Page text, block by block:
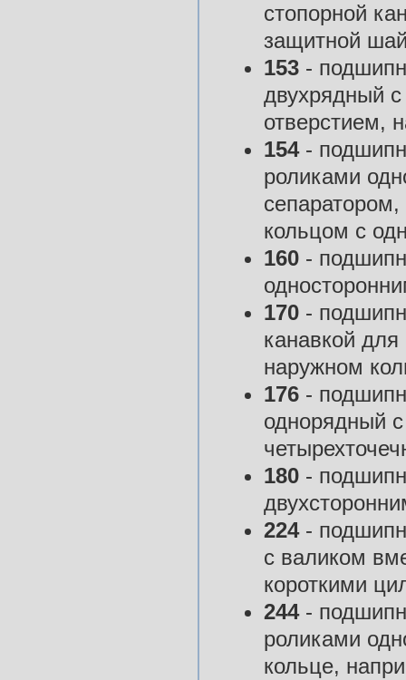
стопорной
защитной
153 -
двухрядный
отверстием,
154-
роликами
кольцом с
160 -
170 -
канавкой
наружном
176 -
однорядный
180 -
224-
с валиком
короткими
244-
роликами
кольце,